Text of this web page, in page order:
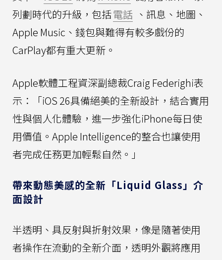
列劃時代的升級，包括電話 、訊息、地圖、
Apple Music、錢包與難得有較多戲份的
CarPlay都有重大更新。
Apple軟體工程資深副總裁Craig Federighi表
示：「iOS 26具備絕美的全新設計，結合實用
性與個人化體驗，進一步強化iPhone每日使
用價值。Apple Intelligence的整合也讓使用
者完成任務更加輕鬆自然。」
帶來動態美感的全新「Liquid Glass」介
面設計
半透明、具反射與折射效果，像是隨著使用
者操作在流動的全新介面，透明外觀將應用